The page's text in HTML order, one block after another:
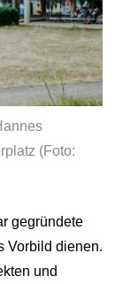
(Foto:
gegründete
Vorbild dienen.
und